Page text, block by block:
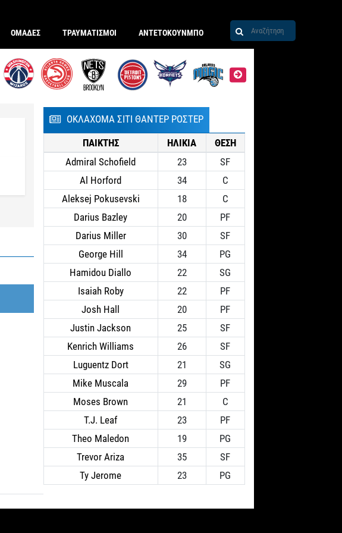
ΟΜΑΔΕΣ ΤΡΑΥΜΑΤΙΣΜΟΙ ΑΝΤΕΤΟΚΟΥΝΜΠΟ
ΟΚΛΑΧΟΜΑ ΣΙΤΙ ΘΑΝΤΕΡ ΡΟΣΤΕΡ
ΠΑΙΚΤΗΣ
ΗΛΙΚΙΑ
ΘΕΣΗ
Admiral Schofield
23
SF
Al Horford
34
C
Aleksej Pokusevski
18
C
Darius Bazley
20
PF
Darius Miller
30
SF
George Hill
34
PG
Hamidou Diallo
22
SG
Isaiah Roby
22
PF
Josh Hall
20
PF
Justin Jackson
25
SF
Kenrich Williams
26
SF
Luguentz Dort
21
SG
Mike Muscala
29
PF
Moses Brown
21
C
T.J. Leaf
23
PF
Theo Maledon
19
PG
Trevor Ariza
35
SF
Ty Jerome
23 PG